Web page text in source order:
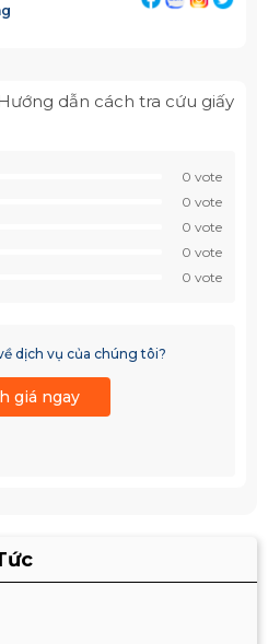
Hướng dẫn cách tra cứu giấy
0 vote
0 vote
0 vote
0 vote
0 vote
dịch vụ của chúng tôi?
giá ngay